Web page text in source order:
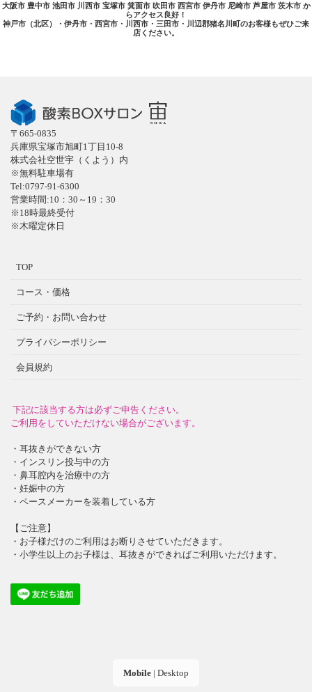
大阪市 豊中市 池田市 川西市 宝塚市 箕面市 吹田市 西宮市 伊丹市 尼崎市 芦屋市 茨木市 か
らアクセス良好！
神戸市（北区）・伊丹市・西宮市・川西市・三田市・川辺郡猪名川町のお客様もぜひご来
店ください。
〒665-0835
兵庫県宝塚市旭町1丁目10-8
株式会社空世宇（くよう）内
※無料駐車場有
Tel:0797-91-6300
営業時間:10：30～19：30
※18時最終受付
※木曜定休日
TOP
コース・価格
ご予約・お問い合わせ
プライバシーポリシー
会員規約
下記に該当する方は必ずご申告ください。
ご利用をしていただけない場合がございます。
・耳抜きができない方
・インスリン投与中の方
・鼻耳腔内を治療中の方
・妊娠中の方
・ペースメーカーを装着している方
【ご注意】
・お子様だけのご利用はお断りさせていただきます。
・小学生以上のお子様は、耳抜きができればご利用いただけます。
Mobile | Desktop